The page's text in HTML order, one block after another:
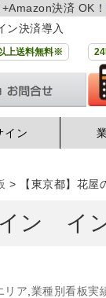
決済 OK！
ン決済導入
上送料無料※
イン
> 【東京都】花
イン イ
リア 業種別看板実